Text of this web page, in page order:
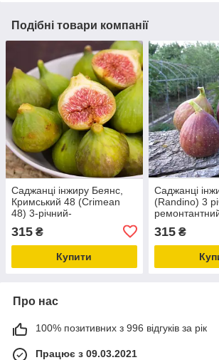
Подібні товари компанії
Саджанці інжиру Беянс,
Кримський 48 (Crimean
48) 3-річний-
самоплодовий, урожайний
315 ₴
Купити
Саджанці
(Randino) 3
великоплідний
315₴
Про нас
100% позитивних з 996 відгуків за рік
Працює з 09.03.2021